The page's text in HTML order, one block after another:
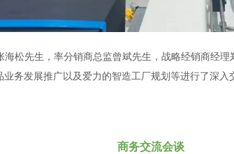
海松先生，率分销商总监曾斌先生，战略经销商经
务发展推广以及爱力的智造工厂规划等进行了深入
商务交流会谈